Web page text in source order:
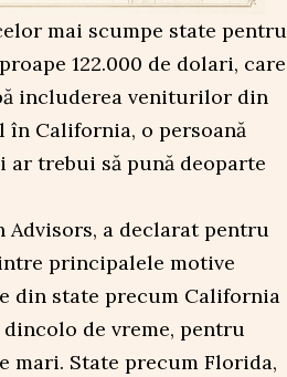
mai scumpe state pentru
122.000 de dolari, care
includerea veniturilor din
California, o persoană
ar trebui să pună deoparte
Advisors, a declarat pentru
principalele motive
din state precum California
dincolo de vreme, pentru
mari. State precum Florida,